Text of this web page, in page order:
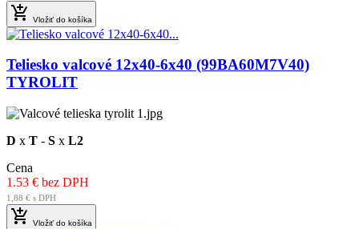
 Vložiť do košíka
Teliesko valcové 12x40-6x40 (99BA60M7V40)
TYROLIT
D x T - S x L2
Cena
1.53 € bez DPH
1,88 € s DPH
 Vložiť do košíka